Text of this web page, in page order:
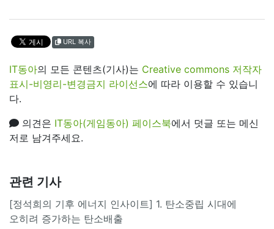
URL 복사
IT동아의 모든 콘텐츠(기사)는 Creative commons 저작자
표시-비영리-변경금지 라이선스에 따라 이용할 수 있습니
다.
의견은 IT동아(게임동아) 페이스북에서 덧글 또는 메신
저로 남겨주세요.
관련 기사
[정석희의 기후 에너지 인사이트] 1. 탄소중립 시대에
오히려 증가하는 탄소배출